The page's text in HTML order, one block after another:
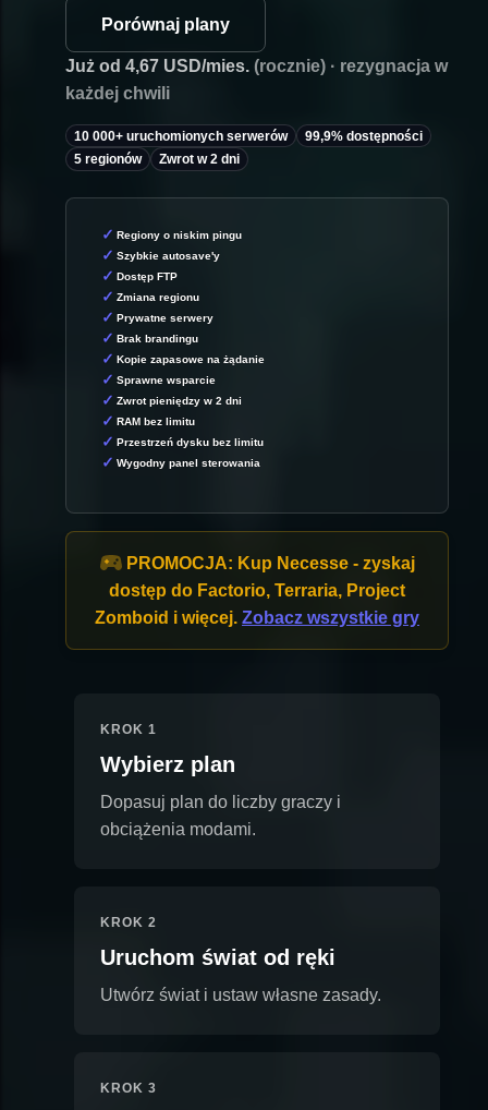
Porównaj plany
Już od 4,67 USD/mies. (rocznie) · rezygnacja w
każdej chwili
10 000+ uruchomionych serwerów
99,9% dostępności
5 regionów
Zwrot w 2 dni
Regiony o niskim pingu
Szybkie autosave'y
Dostęp FTP
Zmiana regionu
Prywatne serwery
Brak brandingu
Kopie zapasowe na żądanie
Sprawne wsparcie
Zwrot pieniędzy w 2 dni
RAM bez limitu
Przestrzeń dysku bez limitu
Wygodny panel sterowania
PROMOCJA: Kup Necesse - zyskaj
dostęp do Factorio, Terraria, Project
Zomboid i więcej. Zobacz wszystkie gry
KROK 1
Wybierz plan
Dopasuj plan do liczby graczy i
obciążenia modami.
KROK 2
Uruchom świat od ręki
Utwórz świat i ustaw własne zasady.
KROK 3